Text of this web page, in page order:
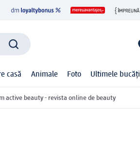
casă Animale Foto Ultimele bucăți
active beauty - revista online de beauty